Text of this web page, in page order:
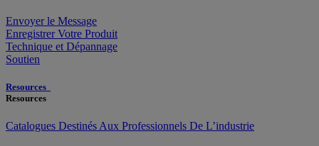
Envoyer le Message
Enregistrer Votre Produit
Technique et Dépannage
Soutien
Resources
Resources
Catalogues Destinés Aux Professionnels De L’industrie